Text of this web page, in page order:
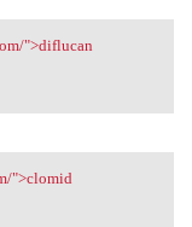
">diflucan
"
">clomid